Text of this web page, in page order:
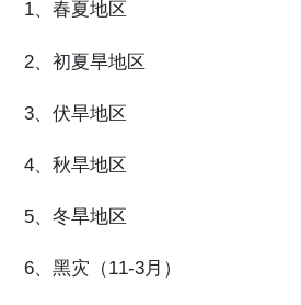
1、春夏地区
2、初夏旱地区
3、伏旱地区
4、秋旱地区
5、冬旱地区
6、黑灾（11-3月）